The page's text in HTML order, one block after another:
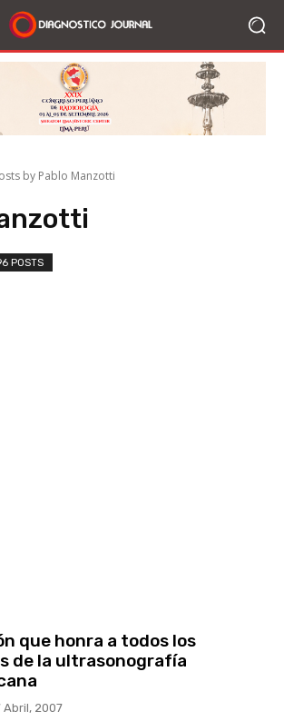
by Pablo Manzotti
POSTS
que honra a todos los
de la ultrasonografía
Abril, 2007